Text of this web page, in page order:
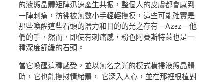
的液態晶體矩陣迅速產生共振，整個人的皮膚都會感到
一陣刺痛，彷彿被無數小手輕輕撫摸，這些可能確實是
那些喚醒這些石頭的潛力和目的的光之存有－Azez－他
們的手，然而，即使有刺痛感，粉色阿賽斯特萊也是一
種深度舒緩的石頭。
當它喚醒這種感受，並以無名之光的模式橫掃液態晶體
時，它也能撫慰情緒體， 它深入人心，並在那裡根植對